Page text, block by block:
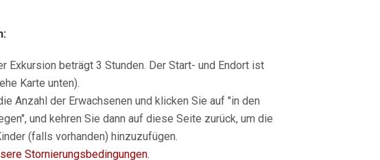
Exkursion beträgt 3 Stunden. Der Start- und Endort ist
Karte unten).
Anzahl der Erwachsenen und klicken Sie auf "in den
", und kehren Sie dann auf diese Seite zurück, um die
(falls vorhanden) hinzuzufügen.
Stornierungsbedingungen.